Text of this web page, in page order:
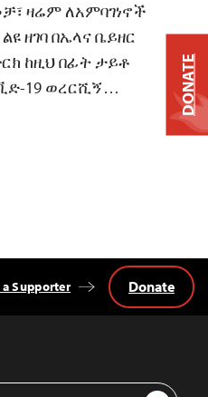
ዛሬም ለአምባገነኖች
ዘገባ በኤላና ቤይዘር
ከዚህ በፊት ታይቶ
19 ወረርሺኝ…
a Supporter Donate
DONATE